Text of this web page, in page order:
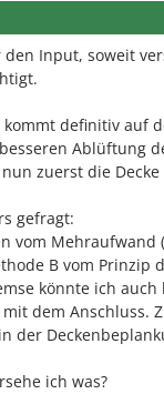
den Input, soweit
kommt definitiv auf
Ablüftung
zuerst die
gefragt:
vom Mehraufwand
B vom Prinzip
könnte ich
mit dem Anschluss.
der
ich was?